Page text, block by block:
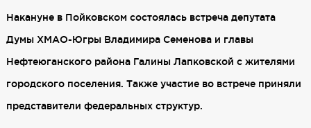
Накануне в Пойковском состоялась встреча депутата
Думы ХМАО-Югры Владимира Семенова и главы
Нефтеюганского района Галины Лапковской с жителями
городского поселения. Также участие во встрече приняли
представители федеральных структур.